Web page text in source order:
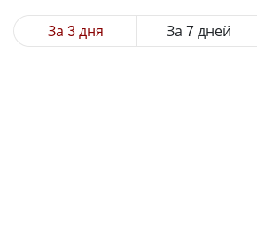
За 3 дня За 7 дней